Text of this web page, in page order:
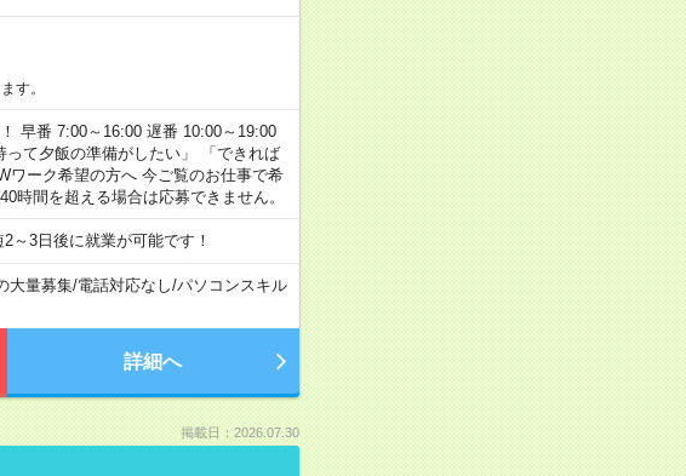
す。
早番 7:00～16:00 遅番 10:00～19:00
て夕飯の準備がしたい」 「できれば
ーク希望の方へ 今ご覧のお仕事で希
時間を超える場合は応募できません。
～3日後に就業が可能です！
大量募集/電話対応なし/パソコンスキル
詳細へ
掲載日：2026.07.30